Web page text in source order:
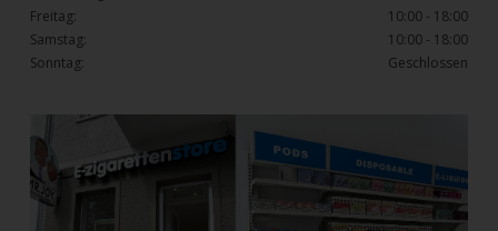
Freitag:
10:00 - 18:00
Samstag:
10:00 - 18:00
Sonntag:
Geschlossen